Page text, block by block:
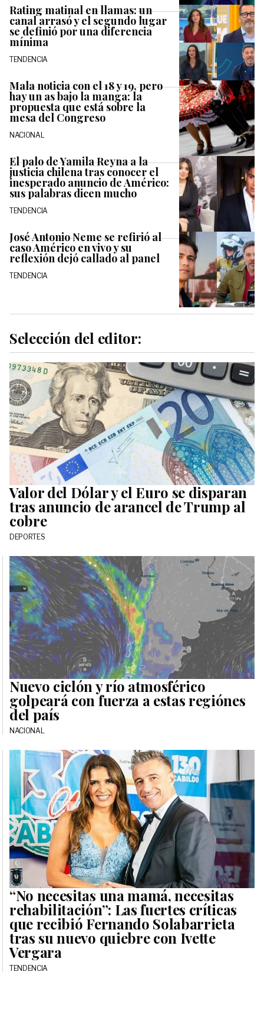
Rating matinal en llamas: un
canal arrasó y el segundo lugar
se definió por una diferencia
mínima
TENDENCIA
Mala noticia con el 18 y 19, pero
hay un as bajo la manga: la
propuesta que está sobre la
mesa del Congreso
NACIONAL
El palo de Yamila Reyna a la
justicia chilena tras conocer el
inesperado anuncio de Américo:
sus palabras dicen mucho
TENDENCIA
José Antonio Neme se refirió al
caso Américo en vivo y su
reflexión dejó callado al panel
TENDENCIA
Selección del editor:
Valor del Dólar y el Euro se disparan
tras anuncio de arancel de Trump al
cobre
DEPORTES
Nuevo ciclón y río atmosférico
golpeará con fuerza a estas regiónes
del país
NACIONAL
“No necesitas una mamá, necesitas
rehabilitación”: Las fuertes críticas
que recibió Fernando Solabarrieta
tras su nuevo quiebre con Ivette
Vergara
TENDENCIA